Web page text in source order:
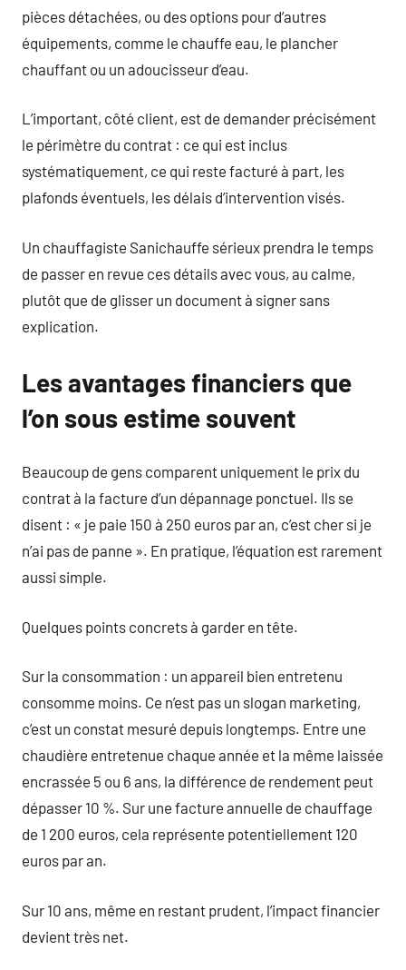
pièces détachées, ou des options pour d’autres
équipements, comme le chauffe eau, le plancher
chauffant ou un adoucisseur d’eau.
L’important, côté client, est de demander précisément
le périmètre du contrat : ce qui est inclus
systématiquement, ce qui reste facturé à part, les
plafonds éventuels, les délais d’intervention visés.
Un chauffagiste Sanichauffe sérieux prendra le temps
de passer en revue ces détails avec vous, au calme,
plutôt que de glisser un document à signer sans
explication.
Les avantages financiers que
l’on sous estime souvent
Beaucoup de gens comparent uniquement le prix du
contrat à la facture d’un dépannage ponctuel. Ils se
disent : « je paie 150 à 250 euros par an, c’est cher si je
n’ai pas de panne ». En pratique, l’équation est rarement
aussi simple.
Quelques points concrets à garder en tête.
Sur la consommation : un appareil bien entretenu
consomme moins. Ce n’est pas un slogan marketing,
c’est un constat mesuré depuis longtemps. Entre une
chaudière entretenue chaque année et la même laissée
encrassée 5 ou 6 ans, la différence de rendement peut
dépasser 10 %. Sur une facture annuelle de chauffage
de 1 200 euros, cela représente potentiellement 120
euros par an.
Sur 10 ans, même en restant prudent, l’impact financier
devient très net.